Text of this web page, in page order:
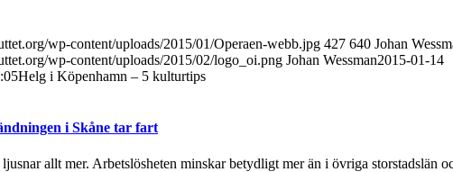
wp-content/uploads/2015/01/Operaen-webb.jpg 427 640 Johan
wp-content/uploads/2015/02/logo_oi.png Johan Wessman2015-01-14
Helg i Köpenhamn – 5 kulturtips
i Skåne tar fart
allt mer. Arbetslösheten minskar betydligt mer än i övriga storstadslän